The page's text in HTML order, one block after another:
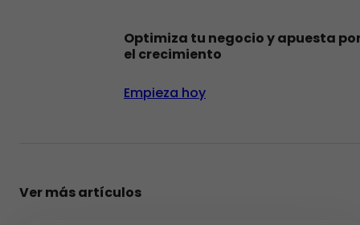
Optimiza tu negocio y apuesta
el crecimiento
Empieza hoy
Ver más artículos